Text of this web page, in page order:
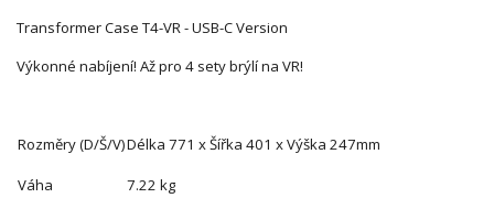
Transformer Case T4-VR - USB-C Version
Výkonné nabíjení! Až pro 4 sety brýlí na VR!
Rozměry (D/Š/V)Délka 771 x Šířka 401 x Výška 247mm
Váha 7.22 kg